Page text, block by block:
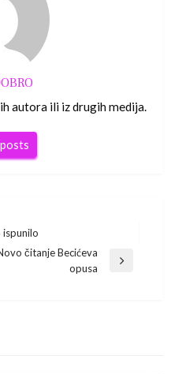
autora ili iz drugih medija.
ispunilo
čitanje Becićeva
opusa